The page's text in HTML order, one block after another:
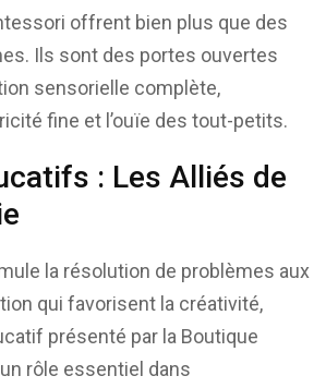
offrent bien plus que des
Ils sont des portes ouvertes
sensorielle complète,
fine et l’ouïe des tout-petits.
: Les Alliés de
la résolution de problèmes aux
qui favorisent la créativité,
présenté par la Boutique
rôle essentiel dans